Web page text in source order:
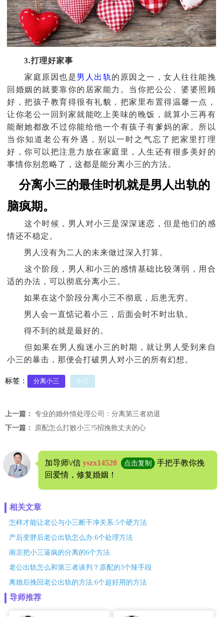
3.打理好家事
家庭原因也是男人出轨的原因之一，女人往往能挽
回婚姻的就要靠你的居家能力。当你把公公、婆婆照顾
好，把孩子教育得很有礼貌，把家里布置得温馨一点，
让你老公一回到家就能吃上美味的晚饭，就算小三再有
能耐她都敌不过你能给他一个有孩子有爹妈的家。所以
当你知道老公有外遇，别以一时之气忘了把家里打理
好，你可以把注意力放在家庭里，人生还有很多美好的
事情你别忽略了，这都是能分离小三的方法。
分离小三的最佳时机就是男人出轨的
脑疯期。
这个时候，男人对小三是深深迷恋，但是他们的感
情还不稳定。
男人没有为二人的未来做过深入打算。
这个阶段，男人和小三的感情基础比较薄弱，用合
适的办法，可以彻底分离小三。
如果在这个阶段分离小三不彻底，后患无穷。
男人会一直惦记着小三，后面会时不时出轨。
得不到的就是最好的。
但如果在男人痴迷小三的时期，就让男人受到来自
小三的暴击，那便会打破男人对小三的所有幻想。
标签： 分离小三 小三
上一篇： 专业的婚外情处理公司：分离第三者劝退
下一篇：
原配怎么打败小三?5招挽救丈夫的心
加导师\/信 yszx14520 点击复制
手把手教你挽
回爱情，修复婚姻！
相关文章
怎样才能让老公与小三断干净关系:5个硬方法
产后变胖后老公出轨怎么办:6个处理方法
南京把小三逼疯的分离的6个方法
老公出轨怎么和第三者谈判？原配的3个辣手段
离婚后挽回老公出轨的方法:6个超好用的方法
导师推荐